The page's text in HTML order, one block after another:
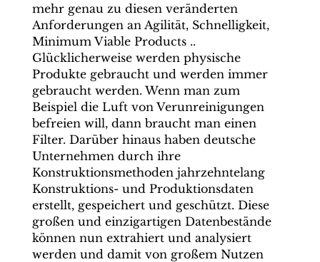
mehr genau zu diesen veränderten
Anforderungen an Agilität, Schnelligkeit,
Minimum Viable Products ..
Glücklicherweise werden physische
Produkte gebraucht und werden immer
gebraucht werden. Wenn man zum
Beispiel die Luft von Verunreinigungen
befreien will, dann braucht man einen
Filter. Darüber hinaus haben deutsche
Unternehmen durch ihre
Konstruktionsmethoden jahrzehntelang
Konstruktions- und Produktionsdaten
erstellt, gespeichert und geschützt. Diese
großen und einzigartigen Datenbestände
können nun extrahiert und analysiert
werden und damit von großem Nutzen